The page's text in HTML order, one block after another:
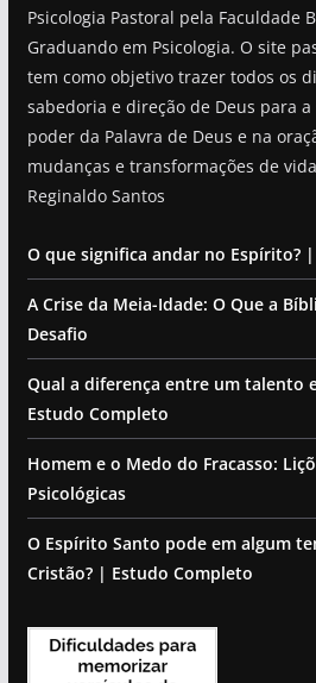
Psicologia Pastoral pela Faculdade
Graduando em Psicologia. O site
tem como objetivo trazer todos os
sabedoria e direção de Deus para
poder da Palavra de Deus e na
mudanças e transformações de
Reginaldo Santos
O que significa andar no Espírito?
A Crise da Meia-Idade: O Que a
Desafio
Qual a diferença entre um talento
Estudo Completo
Homem e o Medo do Fracasso:
Psicológicas
O Espírito Santo pode em algum
Cristão? | Estudo Completo